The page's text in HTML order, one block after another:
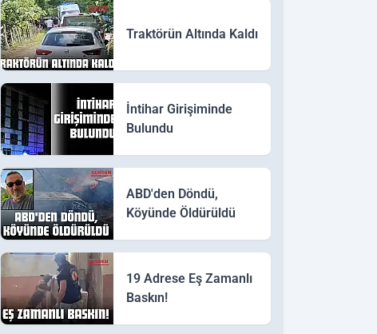
Traktörün Altında Kaldı
İntihar Girişiminde
Bulundu
ABD'den Döndü,
Köyünde Öldürüldü
19 Adrese Eş Zamanlı
Baskın!